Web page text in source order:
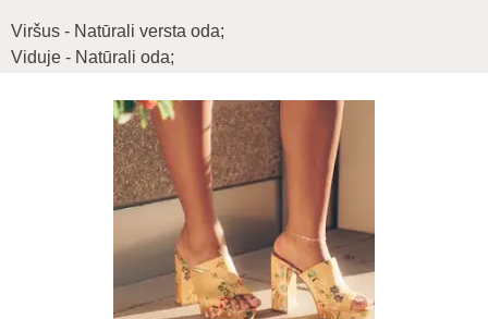
Viršus - Natūrali versta oda;
Viduje - Natūrali oda;
Ypatingo minkštumo bei lankstumo
0IlltCQwF8Wo8aG97N5K